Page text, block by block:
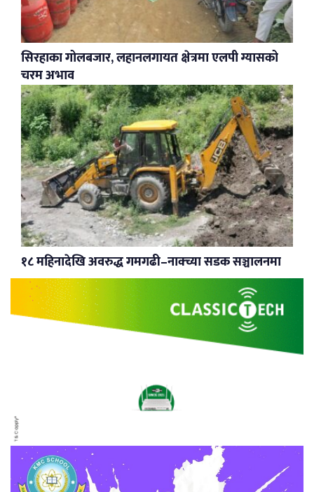
सिरहाका गोलबजार, लहानलगायत क्षेत्रमा एलपी ग्यासको
चरम अभाव
१८ महिनादेखि अवरुद्ध गमगढी–नाक्च्या सडक सञ्चालनमा